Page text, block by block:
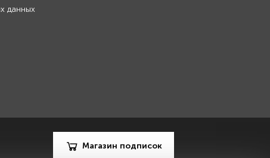
данных
Магазин подписок